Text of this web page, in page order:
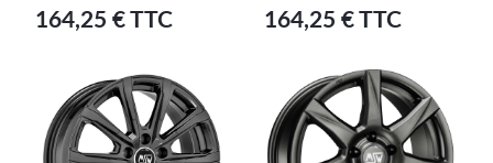
164,25 € TTC 164,25 € TTC